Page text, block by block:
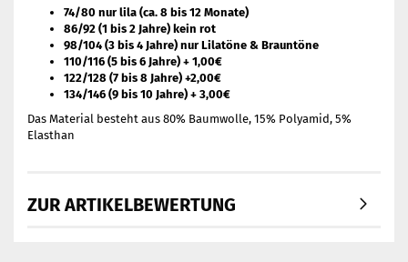
74/80 nur lila (ca. 8 bis 12 Monate)
86/92 (1 bis 2 Jahre) kein rot
98/104 (3 bis 4 Jahre) nur Lilatöne & Brauntöne
110/116 (5 bis 6 Jahre) + 1,00€
122/128 (7 bis 8 Jahre) +2,00€
134/146 (9 bis 10 Jahre) + 3,00€
Das Material besteht aus 80% Baumwolle, 15% Polyamid, 5%
Elasthan
ZUR ARTIKELBEWERTUNG